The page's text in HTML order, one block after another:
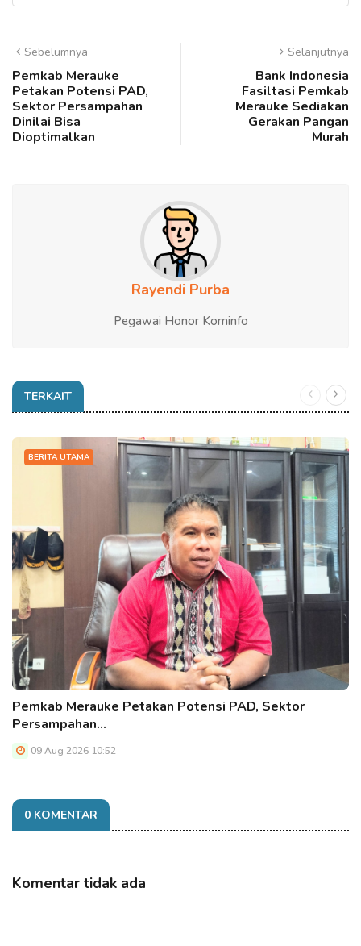
Sebelumnya
Pemkab Merauke
Petakan Potensi PAD,
Sektor Persampahan
Dinilai Bisa
Dioptimalkan
Selanjutnya
Bank Indonesia
Fasiltasi Pemkab
Merauke Sediakan
Gerakan Pangan
Murah
Rayendi Purba
Pegawai Honor Kominfo
TERKAIT
BERITA UTAMA
Pemkab Merauke Petakan Potensi PAD, Sektor
Persampahan…
09 Aug 2026 10:52
0 KOMENTAR
Komentar tidak ada